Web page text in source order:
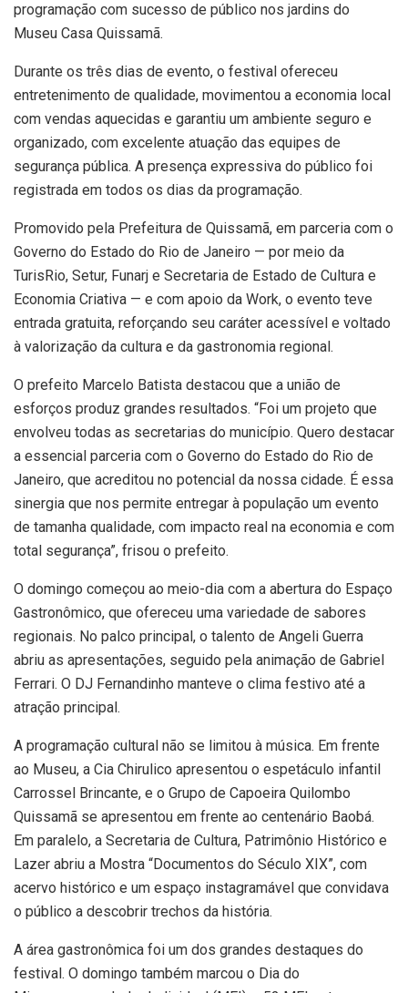
programação com sucesso de público nos jardins do
Museu Casa Quissamã.
Durante os três dias de evento, o festival ofereceu
entretenimento de qualidade, movimentou a economia local
com vendas aquecidas e garantiu um ambiente seguro e
organizado, com excelente atuação das equipes de
segurança pública. A presença expressiva do público foi
registrada em todos os dias da programação.
Promovido pela Prefeitura de Quissamã, em parceria com o
Governo do Estado do Rio de Janeiro — por meio da
TurisRio, Setur, Funarj e Secretaria de Estado de Cultura e
Economia Criativa — e com apoio da Work, o evento teve
entrada gratuita, reforçando seu caráter acessível e voltado
à valorização da cultura e da gastronomia regional.
O prefeito Marcelo Batista destacou que a união de
esforços produz grandes resultados. “Foi um projeto que
envolveu todas as secretarias do município. Quero destacar
a essencial parceria com o Governo do Estado do Rio de
Janeiro, que acreditou no potencial da nossa cidade. É essa
sinergia que nos permite entregar à população um evento
de tamanha qualidade, com impacto real na economia e com
total segurança”, frisou o prefeito.
O domingo começou ao meio-dia com a abertura do Espaço
Gastronômico, que ofereceu uma variedade de sabores
regionais. No palco principal, o talento de Angeli Guerra
abriu as apresentações, seguido pela animação de Gabriel
Ferrari. O DJ Fernandinho manteve o clima festivo até a
atração principal.
A programação cultural não se limitou à música. Em frente
ao Museu, a Cia Chirulico apresentou o espetáculo infantil
Carrossel Brincante, e o Grupo de Capoeira Quilombo
Quissamã se apresentou em frente ao centenário Baobá.
Em paralelo, a Secretaria de Cultura, Patrimônio Histórico e
Lazer abriu a Mostra “Documentos do Século XIX”, com
acervo histórico e um espaço instagramável que convidava
o público a descobrir trechos da história.
A área gastronômica foi um dos grandes destaques do
festival. O domingo também marcou o Dia do